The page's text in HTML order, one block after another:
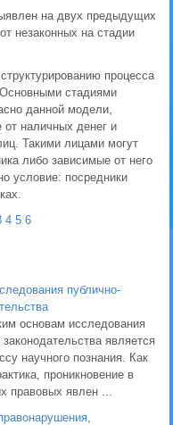
на двух предыдущих
незаконных на стадии
процесса
стадиями
данной модели,
наличных денег и
Такими лицами могут
либо зависимые от него
условие: посредники
4 5 6
публично-
основам исследования
является
научного познания. Как
проникновение в
правовых явлен ...